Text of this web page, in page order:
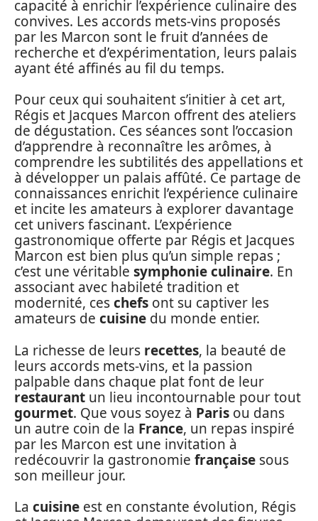
capacité à enrichir l’expérience culinaire des
convives. Les accords mets-vins proposés
par les Marcon sont le fruit d’années de
recherche et d’expérimentation, leurs palais
ayant été affinés au fil du temps.
Pour ceux qui souhaitent s’initier à cet art,
Régis et Jacques Marcon offrent des ateliers
de dégustation. Ces séances sont l’occasion
d’apprendre à reconnaître les arômes, à
comprendre les subtilités des appellations et
à développer un palais affûté. Ce partage de
connaissances enrichit l’expérience culinaire
et incite les amateurs à explorer davantage
cet univers fascinant. L’expérience
gastronomique offerte par Régis et Jacques
Marcon est bien plus qu’un simple repas ;
c’est une véritable symphonie culinaire. En
associant avec habileté tradition et
modernité, ceschefs ont su captiver les
amateurs de cuisine du monde entier.
La richesse de leurs recettes, la beauté de
leurs accords mets-vins, et la passion
palpable dans chaque plat font de leur
restaurant un lieu incontournable pour tout
gourmet. Que vous soyez à Paris ou dans
un autre coin de la France, un repas inspiré
par les Marcon est une invitation à
redécouvrir la gastronomie française sous
son meilleur jour.
La cuisine est en constante évolution, Régis